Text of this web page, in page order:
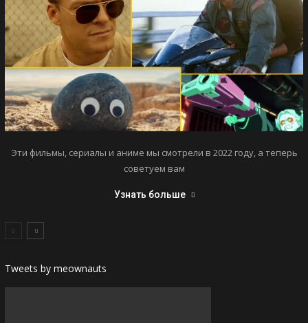
Эти фильмы, сериалы и аниме мы смотрели в 2022 году, а теперь
советуем вам
Узнать больше
Tweets by meownauts